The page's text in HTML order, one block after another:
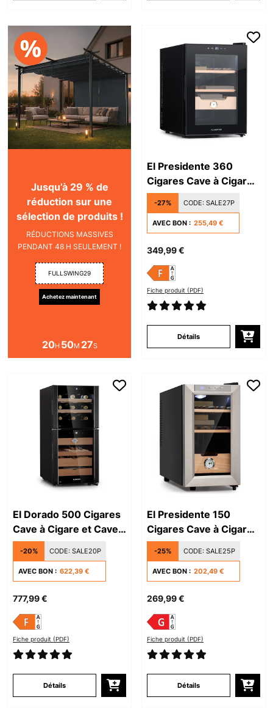
Jusqu’à 29 % de
réduction sur une
sélection de produits !
RÉDUCTIONS MASSIVES
PENDANT 48 H SEULEMENT !
FULLSWING29
Achetez maintenant
20H 50M 26S
El Presidente 360
Cigares Cave à Cigare
Noir
-27% CODE: SALE27P
AVEC BON : 255,49 €
349,99 €
Fiche produit (PDF)
Détails
El Dorado 500 Cigares
Cave à Cigare et Cave à
Vin 15 Bouteilles Noir
-20% CODE: SALE20P
AVEC BON : 622,39 €
777,99 €
Fiche produit (PDF)
Détails
El Presidente 150
Cigares Cave à Cigare
et Cave à Vin Argent
-25% CODE: SALE25P
AVEC BON : 202,49 €
269,99 €
Fiche produit (PDF)
Détails